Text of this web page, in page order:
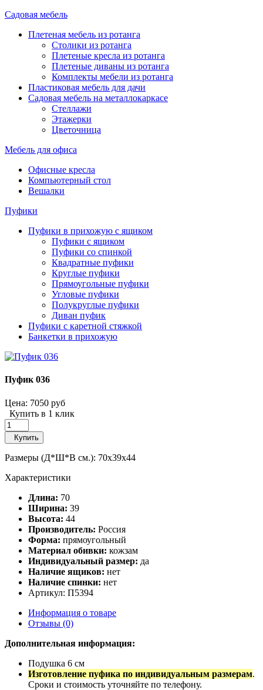
Садовая мебель
Плетеная мебель из ротанга
Столики из ротанга
Плетеные кресла из ротанга
Плетеные диваны из ротанга
Комплекты мебели из ротанга
Пластиковая мебель для дачи
Садовая мебель на металлокаркасе
Стеллажи
Этажерки
Цветочница
Мебель для офиса
Офисные кресла
Компьютерный стол
Вешалки
Пуфики
Пуфики в прихожую с ящиком
Пуфики с ящиком
Пуфики со спинкой
Квадратные пуфики
Круглые пуфики
Прямоугольные пуфики
Угловые пуфики
Полукруглые пуфики
Диван пуфик
Пуфики с каретной стяжкой
Банкетки в прихожую
Пуфик 036
Цена: 7050 руб
Купить в 1 клик
Купить
Размеры (Д*Ш*В см.): 70x39x44
Характеристики
Длина: 70
Ширина: 39
Высота: 44
Производитель: Россия
Форма: прямоугольный
Материал обивки: кожзам
Индивидуальный размер: да
Наличие ящиков: нет
Наличие спинки: нет
Артикул: П5394
Информация о товаре
Отзывы (0)
Дополнительная информация:
Подушка 6 см
Изготовление пуфика по индивидуальным размерам.
Сроки и стоимость уточняйте по телефону.